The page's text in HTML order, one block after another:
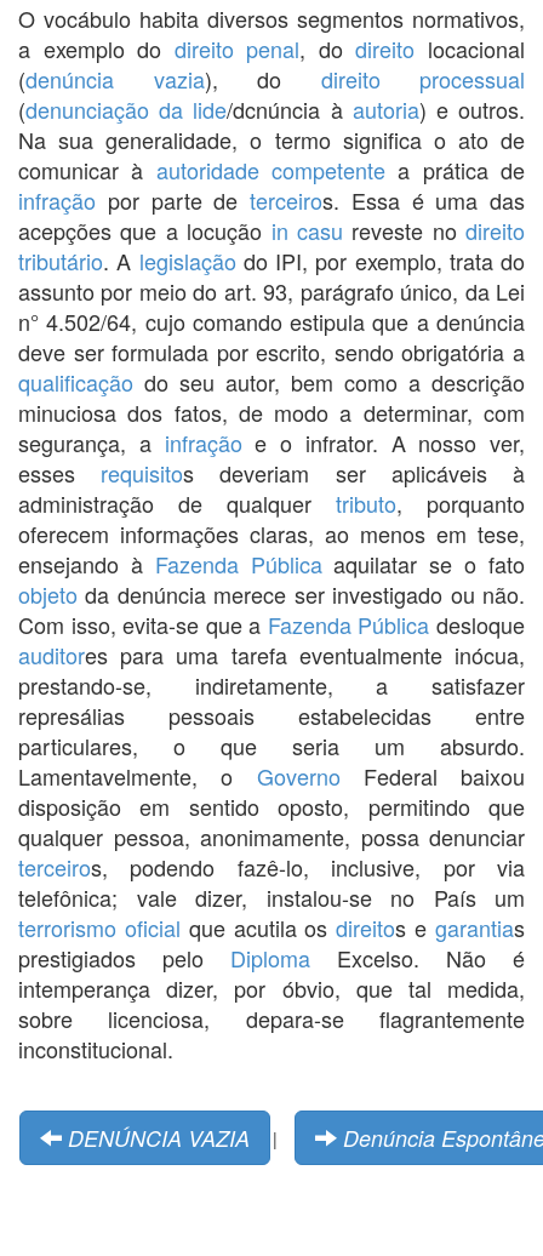
O vocábulo habita diversos segmentos normativos,
a exemplo do direito penal, dodireito locacional
(denúncia vazia), do direito processual
(denunciação da lide/dcnúncia à autoria) e outros.
Na sua generalidade, o termo significa o ato de
comunicar à autoridade competente a prática de
infração por parte de terceiros. Essa é uma das
acepções que a locução in casu reveste no direito
tributário. A legislação do IPI, por exemplo, trata do
assunto por meio do art. 93, parágrafo único, da Lei
n° 4.502/64, cujo comando estipula que a denúncia
deve ser formulada por escrito, sendo obrigatória a
qualificação do seu autor, bem como a descrição
minuciosa dos fatos, de modo a determinar, com
segurança, a infração e o infrator. A nosso ver,
esses requisitos deveriam ser aplicáveis à
administração de qualquer tributo, porquanto
oferecem informações claras, ao menos em tese,
ensejando à Fazenda Públicaaquilatar se o fato
objeto da denúncia merece ser investigado ou não.
Com isso, evita-se que a Fazenda Pública desloque
auditores para uma tarefa eventualmente inócua,
prestando-se, indiretamente, a satisfazer
represálias pessoais estabelecidas entre
particulares, o que seria um absurdo.
Lamentavelmente, o Governo Federal baixou
disposição em sentido oposto, permitindo que
qualquer pessoa, anonimamente, possa denunciar
terceiros, podendo fazê-lo, inclusive, por via
telefônica; vale dizer, instalou-se no País um
terrorismo oficial que acutila osdireitos egarantias
prestigiados pelo Diploma Excelso. Não é
intemperança dizer, por óbvio, que tal medida,
sobre licenciosa, depara-se flagrantemente
inconstitucional.
DENÚNCIA VAZIA | Denúncia